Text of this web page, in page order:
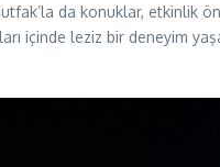
da konuklar, etkinlik
içinde leziz bir deneyim